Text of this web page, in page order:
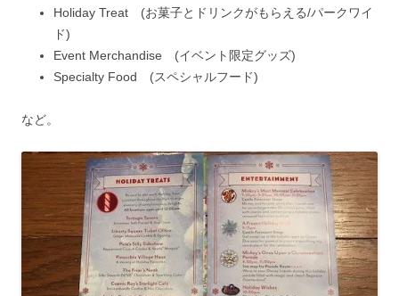
Holiday Treat (お菓子とドリンクがもらえる/パークワイ
ド)
Event Merchandise (イベント限定グッズ)
Specialty Food (スペシャルフード)
など。